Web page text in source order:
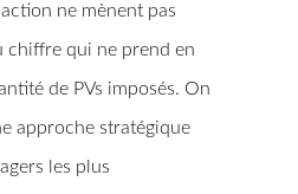
ne mènent pas
chiffre qui ne prend en
de PVs imposés. On
approche stratégique
les plus